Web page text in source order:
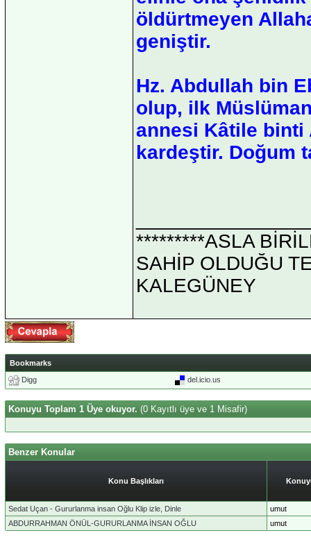
öldürtmeyen
geniştir.
Hz. Abdullah bin
olup, ilk
annesi Kâtile binti
kardeştir. Doğum
*********ASLA
SAHİP OLDUĞU
KALEGÜNEY
Bookmarks
Digg
del.icio.us
Konuyu Toplam 1 Üye okuyor. (0 Kayıtlı üye ve 1 Misafir)
Benzer Konular
Konu Başlıkları
Sedat Uçan - Gururlanma insan Oğlu Klip izle, Dinle
umut
ABDURRAHMAN ÖNÜL-GURURLANMA İNSAN OĞLU
umut